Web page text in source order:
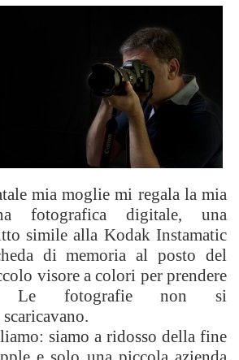
mia moglie mi regala la mia
fotografica digitale, una
simile alla Kodak Instamatic
di memoria al posto del
visore a colori per prendere
Le fotografie non si
siamo a ridosso della fine